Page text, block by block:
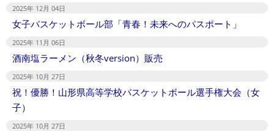
2025年 12月 04日
女子バスケットボール部「青春！未来へのパスポート」
2025年 11月 06日
酒南塩ラーメン（秋冬version）販売
2025年 10月 27日
祝！優勝！山形県高等学校バスケットボール選手権大会（女
子）
2025年 10月 27日